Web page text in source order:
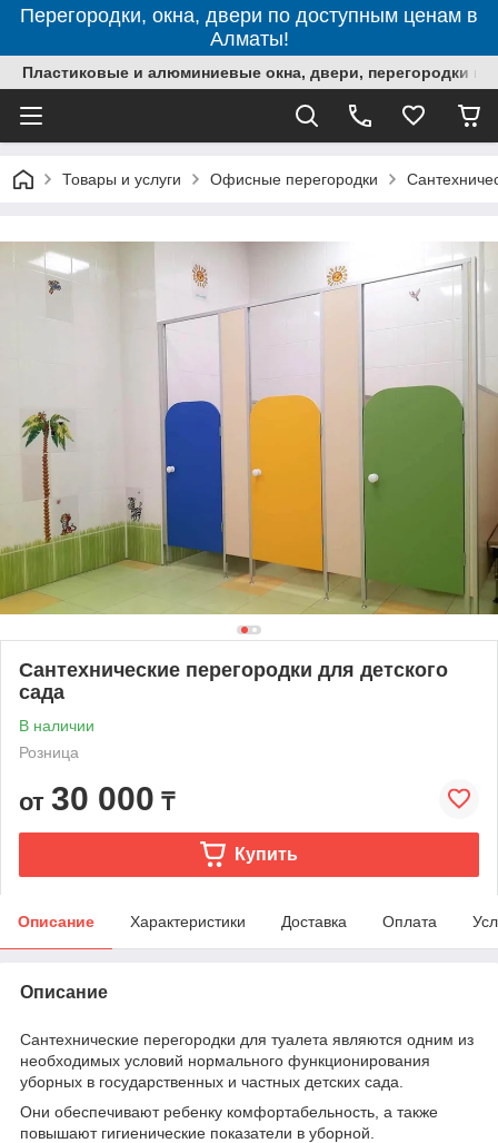
Перегородки, окна, двери по доступным ценам в
Алматы!
Пластиковые и алюминиевые окна, двери, перегородки в
Товары и услуги Офисные перегородки
Сантехнические перегородки для детского
сада
В наличии
Розница
от 30 000 ₸
Купить
Описание Характеристики Доставка Оплата
Описание
Сантехнические перегородки для туалета являются одним из
необходимых условий нормального функционирования
уборных в государственных и частных детских сада.
Они обеспечивают ребенку комфортабельность, а также
повышают гигиенические показатели в уборной.